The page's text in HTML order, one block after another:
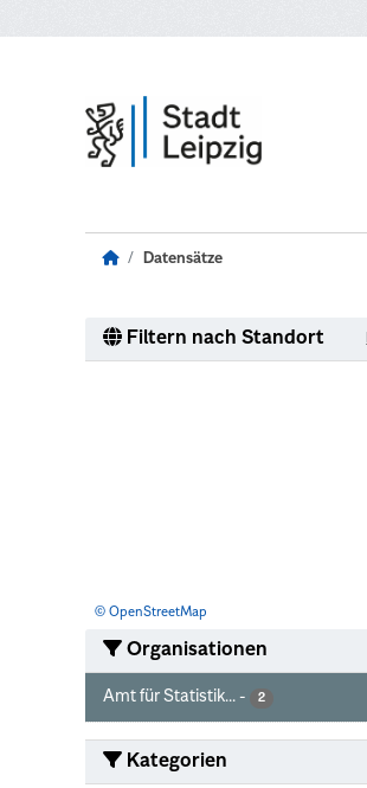
Datensätze
Filtern nach Standort
© OpenStreetMap
Organisationen
Amt für Statistik... - 2
Kategorien